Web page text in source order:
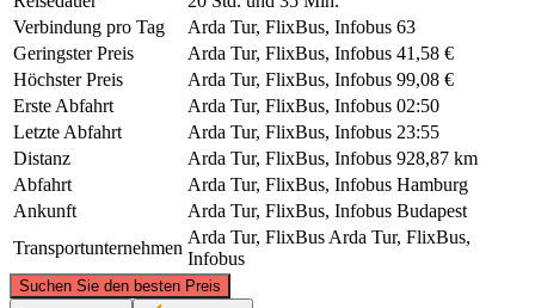
Verbindung pro Tag
Arda Tur, FlixBus, Infobus 63
Geringster Preis
Arda Tur, FlixBus, Infobus 41,58 €
Höchster Preis
Arda Tur, FlixBus, Infobus 99,08 €
Erste Abfahrt
Arda Tur, FlixBus, Infobus 02:50
Letzte Abfahrt
Arda Tur, FlixBus, Infobus 23:55
Distanz
Arda Tur, FlixBus, Infobus 928,87 km
Abfahrt
Arda Tur, FlixBus, Infobus Hamburg
Ankunft
Arda Tur, FlixBus, Infobus Budapest
Transportunternehmen
Arda Tur, FlixBus Arda Tur, FlixBus,
Infobus
Suchen Sie den besten Preis